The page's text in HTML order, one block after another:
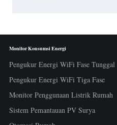
Monitor Konsumsi Energi
Pengukur Energi WiFi Fase Tunggal
Pengukur Energi WiFi Tiga Fase
Monitor Penggunaan Listrik Rumah
Sistem Pemantauan PV Surya